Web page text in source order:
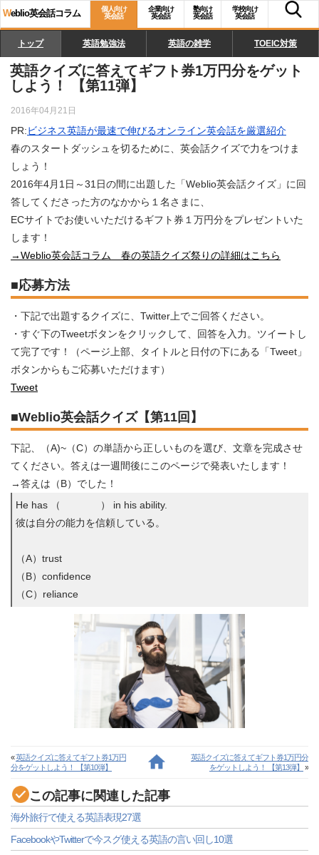
Weblio英会話コラム
個人向け
英会話
企業向け
英会話
塾向け
英会話
学校向け
英会話
トップ 英語勉強法 英語の雑学 TOEIC対策
英語クイズに答えてギフト券1万円分をゲット
しよう！ 【第11弾】
2016年04月21日
PR:ビジネス英語が最速で伸びるオンライン英会話を厳選紹介
春のスタートダッシュを切るために、英会話クイズで力をつけま
しょう！
2016年4月1日～31日の間に出題した「Weblio英会話クイズ」に回
答してくださった方のなかから１名さまに、
ECサイトでお使いいただけるギフト券１万円分をプレゼントいた
します！
→Weblio英会話コラム 春の英語クイズ祭りの詳細はこちら
■応募方法
・下記で出題するクイズに、Twitter上でご回答ください。
・すぐ下のTweetボタンをクリックして、回答を入力。ツイートし
て完了です！（ページ上部、タイトルと日付の下にある「Tweet」
ボタンからもご応募いただけます）
Tweet
■Weblio英会話クイズ【第11回】
下記、（A)~（C）の単語から正しいものを選び、文章を完成させ
てください。答えは一週間後にこのページで発表いたします！
→答えは（B）でした！
He has （ ） in his ability.
彼は自分の能力を信頼している。
（A）trust
（B）confidence
（C）reliance
«英語クイズに答えてギフト券1万円
分をゲットしよう！ 【第10弾】
英語クイズに答えてギフト券1万円分
をゲットしよう！ 【第13弾】
»
この記事に関連した記事
海外旅行で使える英語表現27選
FacebookやTwitterで今スグ使える英語の言い回し10選